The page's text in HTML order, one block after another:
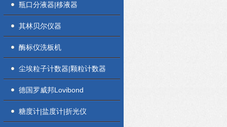
瓶口分液器|移液器
其林贝尔仪器
酶标仪洗板机
尘埃粒子计数器|颗粒计数器
德国罗威邦Lovibond
糖度计|盐度计|折光仪